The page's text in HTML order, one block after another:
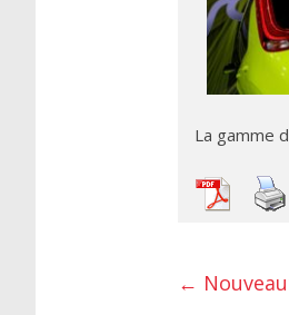
La gamme
←